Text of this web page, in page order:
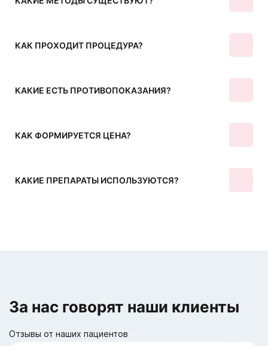
КАК ПРОХОДИТ ПРОЦЕДУРА?
КАКИЕ ЕСТЬ ПРОТИВОПОКАЗАНИЯ?
КАК ФОРМИРУЕТСЯ ЦЕНА?
КАКИЕ ПРЕПАРАТЫ ИСПОЛЬЗУЮТСЯ?
За нас говорят наши клиенты
Отзывы от наших пациентов